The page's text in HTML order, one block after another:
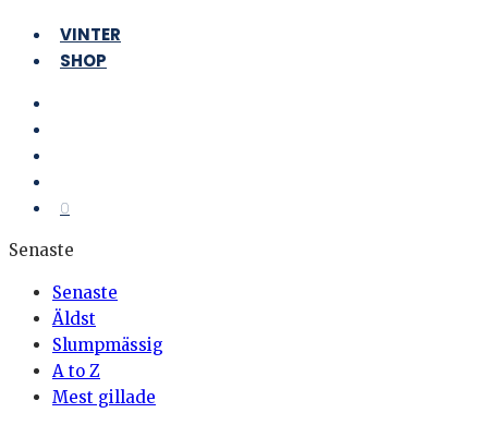
VINTER
SHOP
0
Senaste
Senaste
Äldst
Slumpmässig
A to Z
Mest gillade